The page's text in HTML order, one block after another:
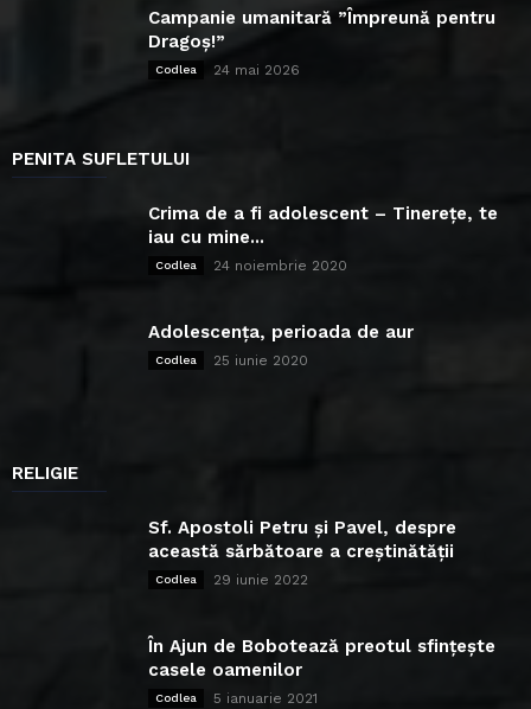
Campanie umanitară ”Împreună pentru
Dragoș!”
Codlea 24 mai 2026
PENITA SUFLETULUI
Crima de a fi adolescent – Tinerețe, te
iau cu mine...
Codlea 24 noiembrie 2020
Adolescența, perioada de aur
Codlea 25 iunie 2020
RELIGIE
Sf. Apostoli Petru și Pavel, despre
această sărbătoare a creștinătății
Codlea 29 iunie 2022
În Ajun de Bobotează preotul sfințește
casele oamenilor
Codlea 5 ianuarie 2021